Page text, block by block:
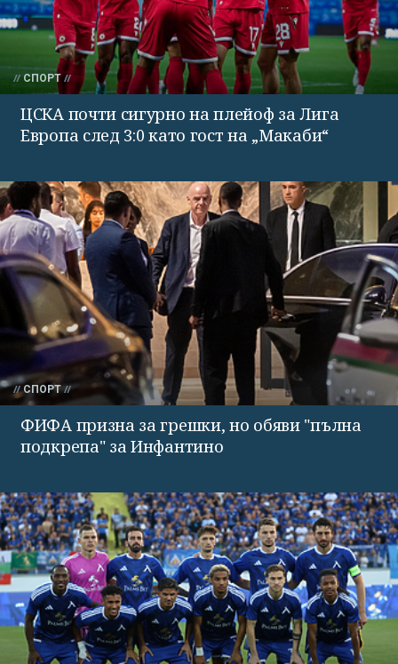
СПОРТ
ЦСКА почти сигурно на плейоф за Лига
Европа след 3:0 като гост на „Макаби“
СПОРТ
ФИФА призна за грешки, но обяви "пълна
подкрепа" за Инфантино